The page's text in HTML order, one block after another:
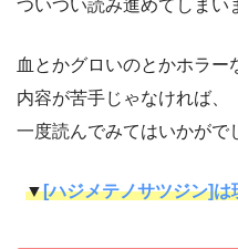
ついつい読み進めてしまい
血とかグロいのとかホラー
内容が苦手じゃなければ、
一度読んでみてはいかがで
▼[ハジメテノサツジン]は